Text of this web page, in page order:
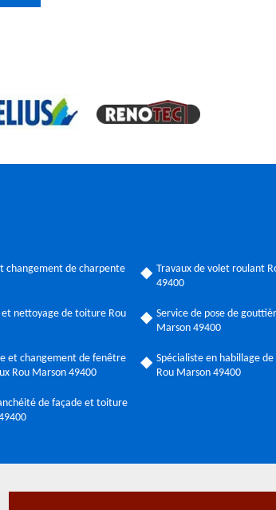
changement de charpente
et nettoyage de toiture Rou
et changement de fenêtre
Rou Marson 49400
de façade et toiture
Travaux de volet roulant
49400
Service de pose de
Marson 49400
Spécialiste en habillage
Rou Marson 49400